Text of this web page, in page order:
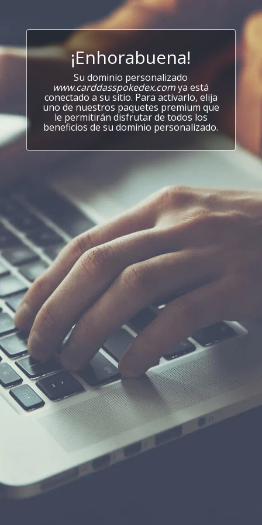
¡Enhorabuena!
Su dominio personalizado
www.carddasspokedex.comya está
conectado a su sitio. Para activarlo, elija
uno de nuestros paquetes premium que
le permitirán disfrutar de todos los
beneficios de su dominio personalizado.